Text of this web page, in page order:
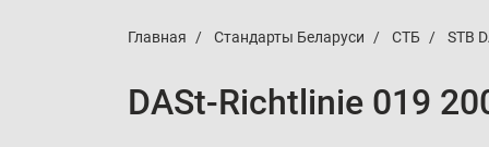
Главная Стандарты Беларуси СТБ STB
DASt-Richtlinie 019